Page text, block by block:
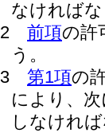
なければ
2
前項の許
う。
3
第1項の
により、
しなけれ